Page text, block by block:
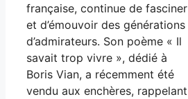
française, continue de fasciner
et d’émouvoir des générations
d’admirateurs. Son poème « Il
savait trop vivre », dédié à
Boris Vian, a récemment été
vendu aux enchères, rappelant